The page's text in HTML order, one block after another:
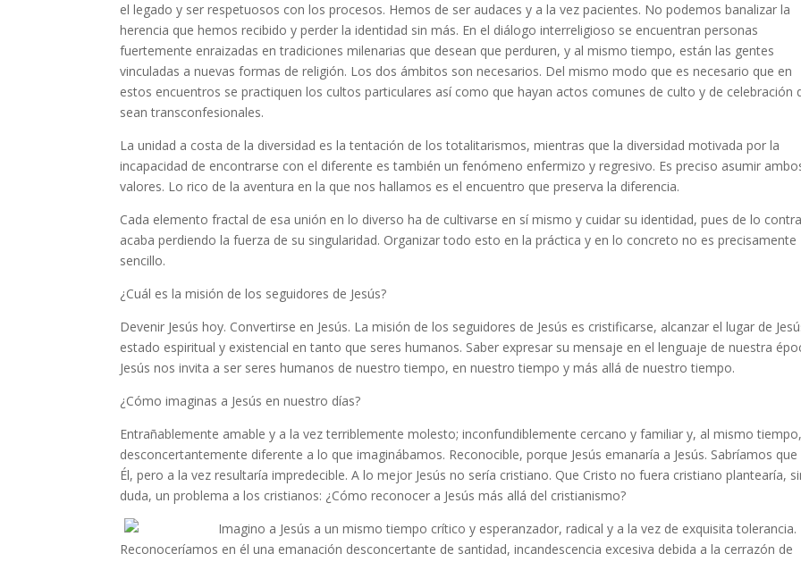
el legado y ser respetuosos con los procesos. Hemos de ser audaces y a la vez pacientes. No podemos banalizar la
herencia que hemos recibido y perder la identidad sin más. En el diálogo interreligioso se encuentran personas
fuertemente enraizadas en tradiciones milenarias que desean que perduren, y al mismo tiempo, están las gentes
vinculadas a nuevas formas de religión. Los dos ámbitos son necesarios. Del mismo modo que es necesario que en
estos encuentros se practiquen los cultos particulares así como que hayan actos comunes de culto y de celebración
sean transconfesionales.
La unidad a costa de la diversidad es la tentación de los totalitarismos, mientras que la diversidad motivada por la
incapacidad de encontrarse con el diferente es también un fenómeno enfermizo y regresivo. Es preciso asumir
valores. Lo rico de la aventura en la que nos hallamos es el encuentro que preserva la diferencia.
Cada elemento fractal de esa unión en lo diverso ha de cultivarse en sí mismo y cuidar su identidad, pues de lo
acaba perdiendo la fuerza de su singularidad. Organizar todo esto en la práctica y en lo concreto no es precisamente
sencillo.
¿Cuál es la misión de los seguidores de Jesús?
Devenir Jesús hoy. Convertirse en Jesús. La misión de los seguidores de Jesús es cristificarse, alcanzar el lugar de
estado espiritual y existencial en tanto que seres humanos. Saber expresar su mensaje en el lenguaje de nuestra
Jesús nos invita a ser seres humanos de nuestro tiempo, en nuestro tiempo y más allá de nuestro tiempo.
¿Cómo imaginas a Jesús en nuestro días?
Entrañablemente amable y a la vez terriblemente molesto; inconfundiblemente cercano y familiar y, al mismo tiempo,
desconcertantemente diferente a lo que imaginábamos. Reconocible, porque Jesús emanaría a Jesús. Sabríamos que
Él, pero a la vez resultaría impredecible. A lo mejor Jesús no sería cristiano. Que Cristo no fuera cristiano plantearía,
duda, un problema a los cristianos: ¿Cómo reconocer a Jesús más allá del cristianismo?
Imagino a Jesús a un mismo tiempo crítico y esperanzador, radical y a la vez de exquisita tolerancia.
Reconoceríamos en él una emanación desconcertante de santidad, incandescencia excesiva debida a la cerrazón de